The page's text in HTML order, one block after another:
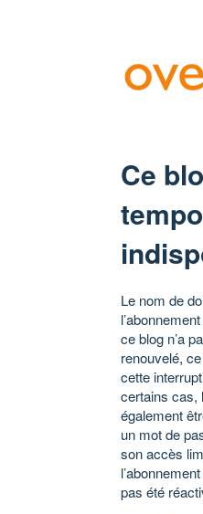
Ce
Le nom de
ce blog n’a
renouvelé,
cette
certains cas,
également
un mot de
son accès
pas été